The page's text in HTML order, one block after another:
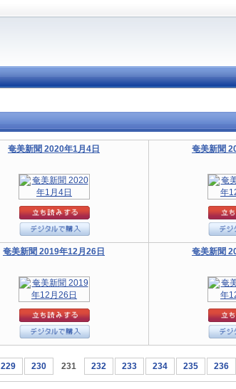
奄美新聞 2020年1月4日 奄美新聞
奄美新聞 2019年12月26日 奄美新聞
229 230 231 232 233 234 235 236